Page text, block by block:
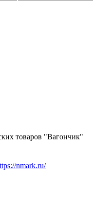
товаров "Вагончик"